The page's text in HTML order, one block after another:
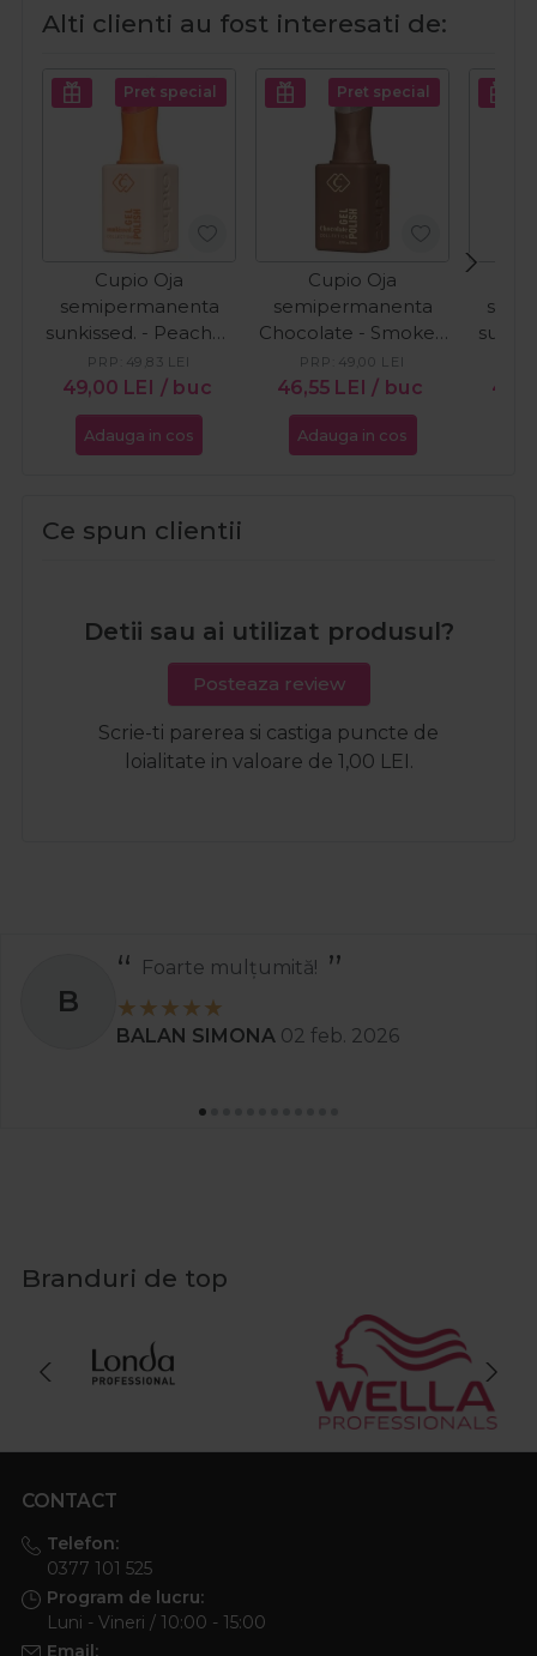
Alti clienti au fost interesati de:
Pret special
Cupio Oja
semipermanenta
sunkissed. - Peaches
in Bloom 15ml
49,00 LEI / buc
PRP: 49,83 LEI
Adauga in cos
Pret special
Cupio Oja
semipermanenta
Chocolate - Smoked
Cacao 15ml
46,55 LEI / buc
PRP: 49,00 LEI
Adauga in cos
Ce spun clientii
Detii sau ai utilizat produsul?
Posteaza review
Scrie-ti parerea si castiga puncte de
loialitate in valoare de 1,00 LEI.
S
Recomand
Stanciu Aura Andreea 02 apr. 2025
Branduri de top
CONTACT
Telefon:
0377 101 525
Program de lucru:
Luni - Vineri / 10:00 - 15:00